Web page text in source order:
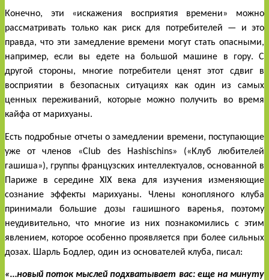
Конечно, эти «искажения восприятия времени» можно
рассматривать только как риск для потребителей — и это
правда, что эти замедление времени могут стать опасными,
например, если вы едете на большой машине в гору. С
другой стороны, многие потребители ценят этот сдвиг в
восприятии в безопасных ситуациях как один из самых
ценных переживаний, которые можно получить во время
кайфа от марихуаны.
Есть подробные отчеты о замедлении времени, поступающие
уже от членов «Club des Hashischins» («Клуб любителей
гашиша»), группы французских интеллектуалов, основанной в
Париже в середине XIX века для изучения изменяющие
сознание эффекты марихуаны. Члены конопляного клуба
принимали большие дозы гашишного варенья, поэтому
неудивительно, что многие из них познакомились с этим
явлением, которое особенно проявляется при более сильных
дозах. Шарль Бодлер, один из основателей клуба, писал:
«…новый поток мыслей подхватывает вас: еще на минуту